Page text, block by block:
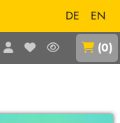
DE
EN
(0)